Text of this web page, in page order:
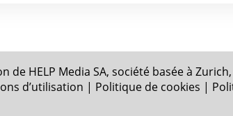
HELP Media SA, société basée à
d’utilisation | Politique de cookies |